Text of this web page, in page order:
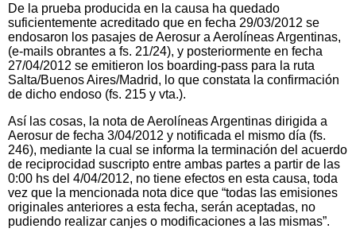
De la prueba producida en la causa ha quedado
suficientemente acreditado que en fecha 29/03/2012 se
endosaron los pasajes de Aerosur a Aerolíneas Argentinas,
(e-mails obrantes a fs. 21/24), y posteriormente en fecha
27/04/2012 se emitieron los boarding-pass para la ruta
Salta/Buenos Aires/Madrid, lo que constata la confirmación
de dicho endoso (fs. 215 y vta.).
Así las cosas, la nota de Aerolíneas Argentinas dirigida a
Aerosur de fecha 3/04/2012 y notificada el mismo día (fs.
246), mediante la cual se informa la terminación del acuerdo
de reciprocidad suscripto entre ambas partes a partir de las
0:00 hs del 4/04/2012, no tiene efectos en esta causa, toda
vez que la mencionada nota dice que “todas las emisiones
originales anteriores a esta fecha, serán aceptadas, no
pudiendo realizar canjes o modificaciones a las mismas”.